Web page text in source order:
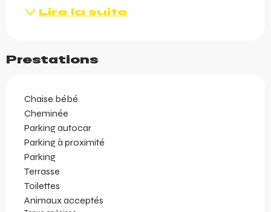
Lire la suite
Prestations
Chaise bébé
Cheminée
Parking autocar
Parking à proximité
Parking
Terrasse
Toilettes
Animaux acceptés